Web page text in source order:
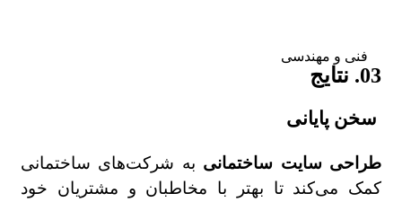
فنی و مهندسی
03. نتایج
سخن پایانی
طراحی سایت ساختمانی به شرکت‌های ساختمانی
کمک می‌کند تا بهتر با مخاطبان و مشتریان خود